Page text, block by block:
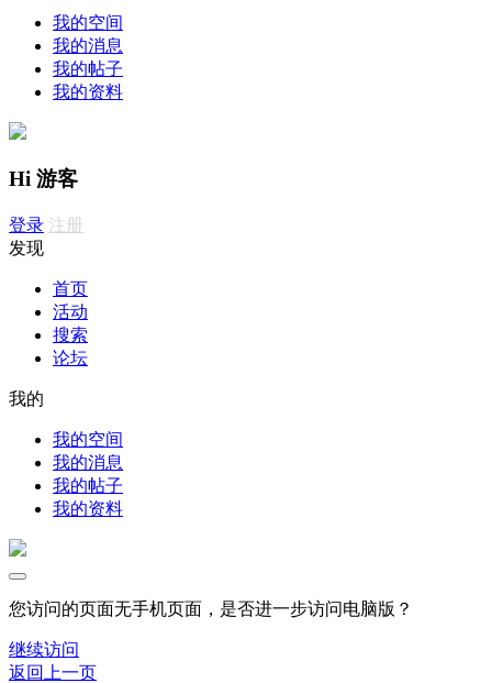
我的空间
我的消息
我的帖子
我的资料
Hi 游客
登录 注册
发现
首页
活动
搜索
论坛
我的
我的空间
我的消息
我的帖子
我的资料
您访问的页面无手机页面，是否进一步访问电脑版？
继续访问
返回上一页